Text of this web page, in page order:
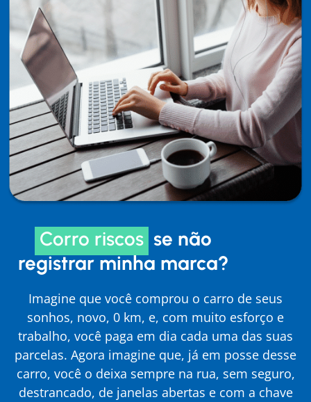
Corro riscos se não
registrar minha marca?
Imagine que você comprou o carro de seus
sonhos, novo, 0 km, e, com muito esforço e
trabalho, você paga em dia cada uma das suas
parcelas. Agora imagine que, já em posse desse
carro, você o deixa sempre na rua, sem seguro,
destrancado, de janelas abertas e com a chave